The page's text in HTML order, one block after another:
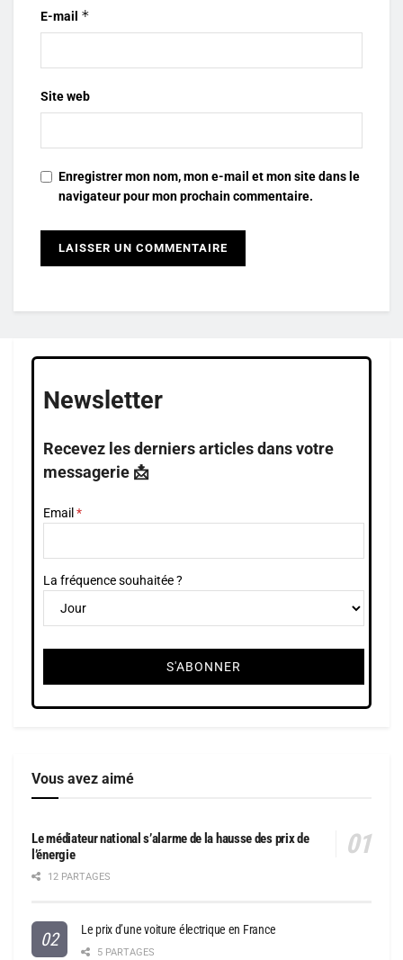
E-mail *
Site web
Enregistrer mon nom, mon e-mail et mon site dans le
navigateur pour mon prochain commentaire.
Newsletter
Recevez les derniers articles dans votre
messagerie 📩
Email
La fréquence souhaitée ?
Vous avez aimé
Le médiateur national s’alarme de la hausse des prix de
l’énergie
12 PARTAGES
Le prix d’une voiture électrique en France
5 PARTAGES